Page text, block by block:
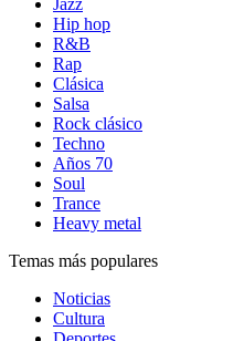
Jazz
Hip hop
R&B
Rap
Clásica
Salsa
Rock clásico
Techno
Años 70
Soul
Trance
Heavy metal
Temas más populares
Noticias
Cultura